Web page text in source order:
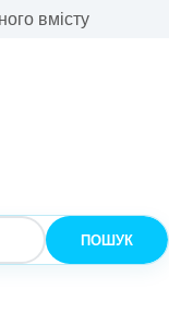
вмісту
ПОШУК